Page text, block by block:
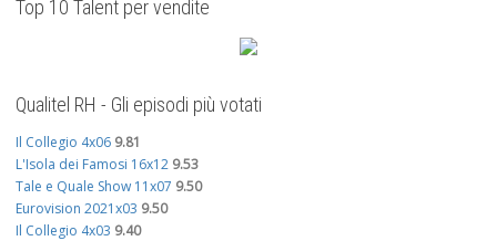
Top 10 Talent per vendite
Qualitel RH - Gli episodi più votati
Il Collegio 4x06 9.81
L'Isola dei Famosi 16x12 9.53
Tale e Quale Show 11x07 9.50
Eurovision 2021x03 9.50
Il Collegio 4x03 9.40